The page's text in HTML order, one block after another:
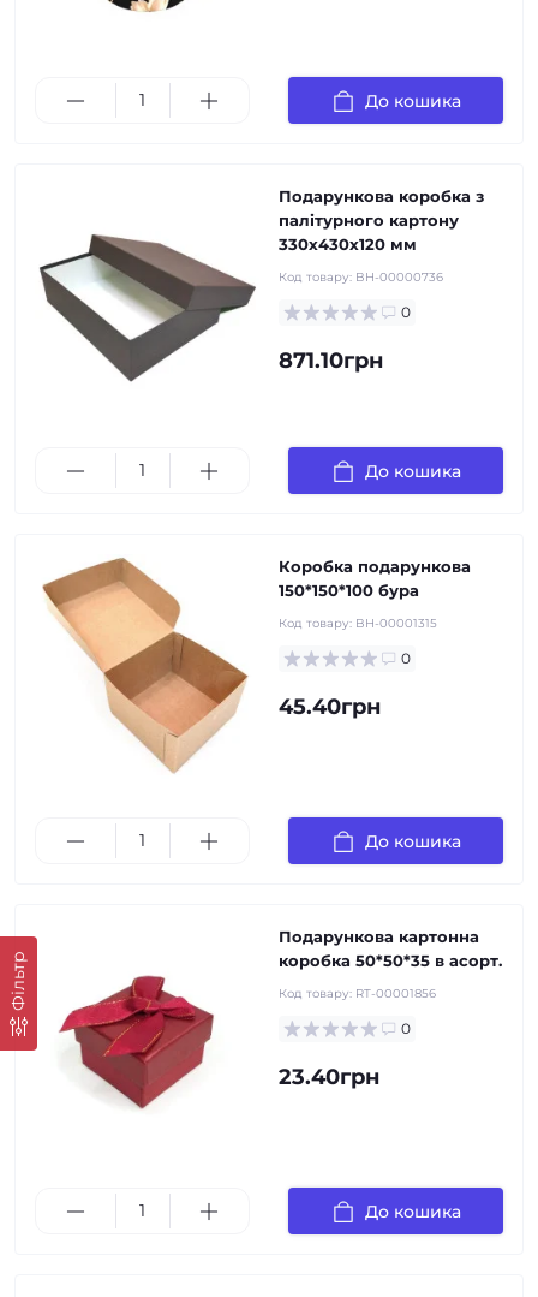
Фільтр
До кошика
Подарункова коробка з
палітурного картону
330х430х120 мм
Код товару: BH-00000736
0
871.10грн
До кошика
Коробка подарункова
150*150*100 бура
Код товару: BH-00001315
0
45.40грн
До кошика
Подарункова картонна
коробка 50*50*35 в асорт.
Код товару: RT-00001856
0
23.40грн
До кошика